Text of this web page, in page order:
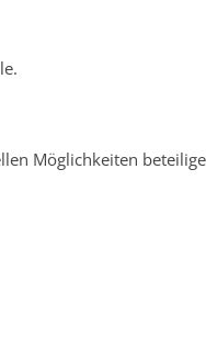
Möglichkeiten